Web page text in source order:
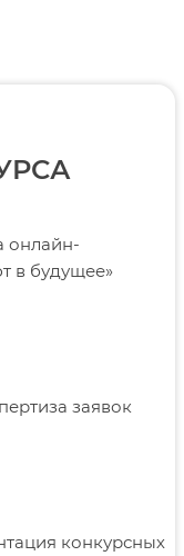
онлайн-
в будущее»
заявок
конкурсных